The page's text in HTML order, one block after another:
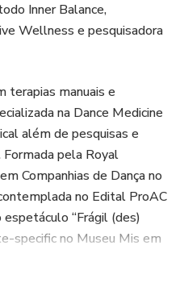
Inner Balance,
Wellness e pesquisadora
terapias manuais e
na Dance Medicine
além de pesquisas e
Formada pela Royal
Companhias de Dança no
no Edital ProAC
espetáculo “Frágil (des)
specific no Museu Mis em
Balance pelo Brasil e